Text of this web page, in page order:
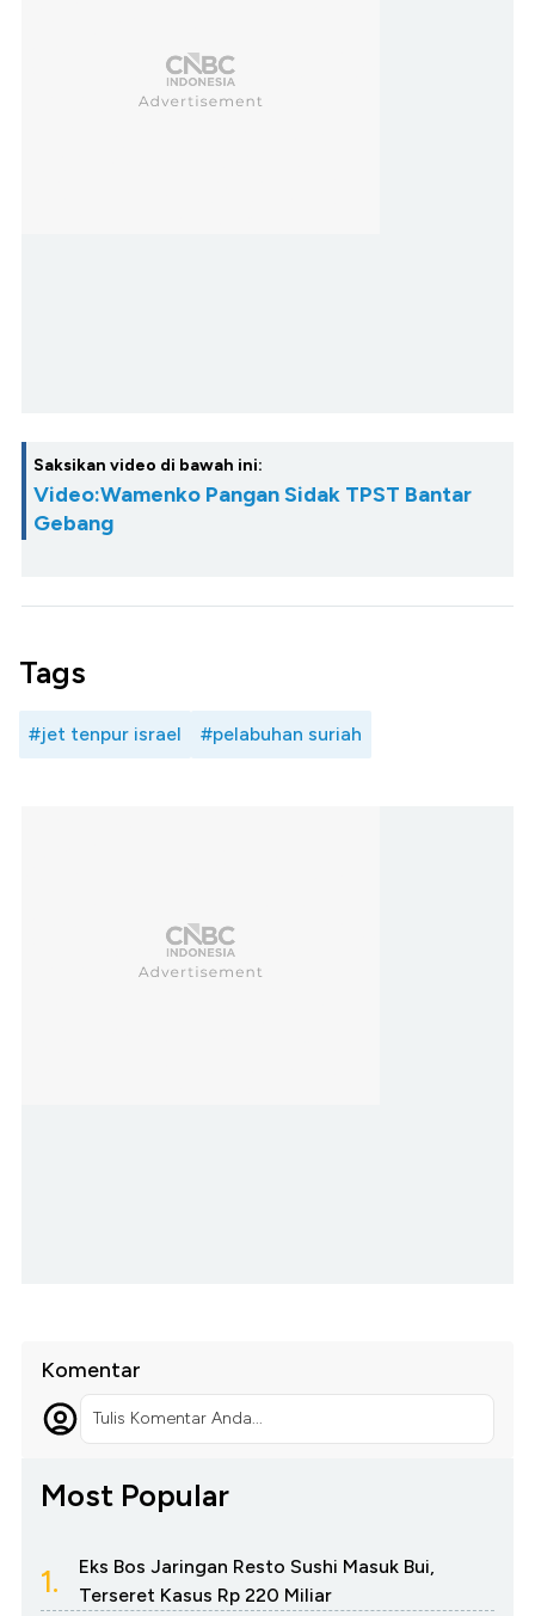
Saksikan video di bawah ini:
Video:Wamenko Pangan Sidak TPST Bantar
Gebang
Tags
#jet tenpur israel #pelabuhan suriah
Komentar
Tulis Komentar Anda...
Most Popular
1.
Eks Bos Jaringan Resto Sushi Masuk Bui,
Terseret Kasus Rp 220 Miliar